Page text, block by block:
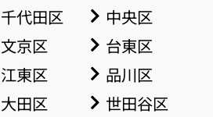
千代田区
中央区
文京区
台東区
江東区
品川区
大田区
世田谷区